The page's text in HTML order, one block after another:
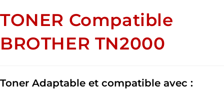
TONER Compatible
BROTHER TN2000
Toner Adaptable et compatible avec :